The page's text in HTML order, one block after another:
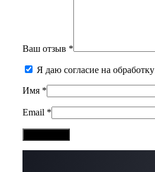
Ваш отзыв *
Я даю согласие на обработку
Имя *
Email *